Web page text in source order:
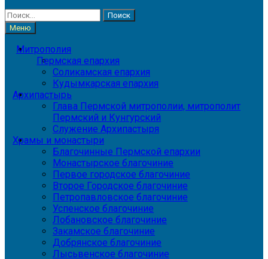
Найти:
Меню
Митрополия
Пермская епархия
Соликамская епархия
Кудымкарская епархия
Архипастырь
Глава Пермской митрополии, митрополит
Пермский и Кунгурский
Служение Архипастыря
Храмы и монастыри
Благочинные Пермской епархии
Монастырское благочиние
Первое городское благочиние
Второе Городское благочиние
Петропавловское благочиние
Успенское благочиние
Лобановское благочиние
Закамское благочиние
Добрянское благочиние
Лысьвенское благочиние